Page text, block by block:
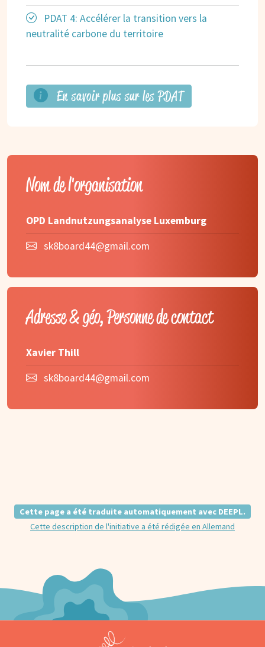
PDAT 4: Accélérer la transition vers la
neutralité carbone du territoire
En savoir plus sur les PDAT
Nom de l'organisation
OPD Landnutzungsanalyse Luxemburg
sk8board44@gmail.com
Adresse & géo, Personne de contact
Xavier Thill
sk8board44@gmail.com
Cette page a été traduite automatiquement avec DEEPL.
Cette description de l'initiative a été rédigée en Allemand